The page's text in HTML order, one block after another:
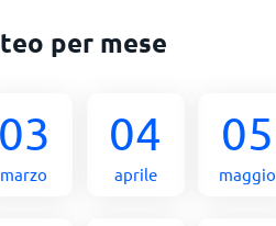
per mese
03
marzo
04
aprile
05
maggio